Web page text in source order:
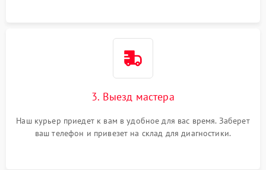
3. Выезд мастера
Наш курьер приедет к вам в удобное для вас время. Заберет
ваш телефон и привезет на склад для диагностики.